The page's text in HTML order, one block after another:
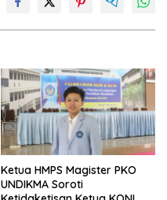
Ketua HMPS Magister PKO
UNDIKMA Soroti